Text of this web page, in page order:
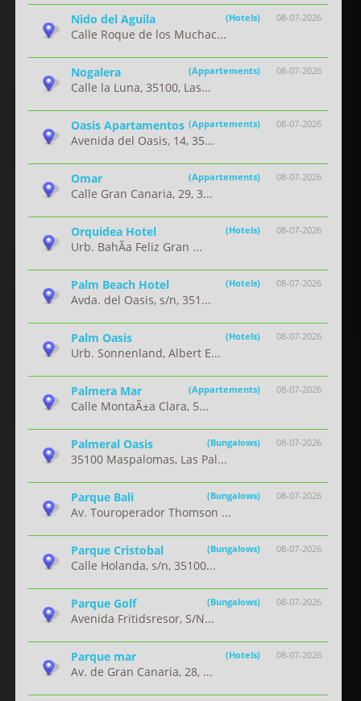
08-07-2026
Nido del Aguila (Hotels)
Calle Roque de los Muchac...
08-07-2026
Nogalera (Appartements)
Calle la Luna, 35100, Las...
08-07-2026
Oasis Apartamentos (Appartements)
Avenida del Oasis, 14, 35...
08-07-2026
Omar (Appartements)
Calle Gran Canaria, 29, 3...
08-07-2026
Orquidea Hotel (Hotels)
Urb. BahÃ­a Feliz Gran ...
08-07-2026
Palm Beach Hotel (Hotels)
Avda. del Oasis, s/n, 351...
08-07-2026
Palm Oasis (Hotels)
Urb. Sonnenland, Albert E...
08-07-2026
Palmera Mar (Appartements)
Calle MontaÃ±a Clara, 5...
08-07-2026
Palmeral Oasis (Bungalows)
35100 Maspalomas, Las Pal...
08-07-2026
Parque Bali (Bungalows)
Av. Touroperador Thomson ...
08-07-2026
Parque Cristobal (Bungalows)
Calle Holanda, s/n, 35100...
08-07-2026
Parque Golf (Bungalows)
Avenida Fritidsresor, S/N...
08-07-2026
Parque mar (Hotels)
Av. de Gran Canaria, 28, ...